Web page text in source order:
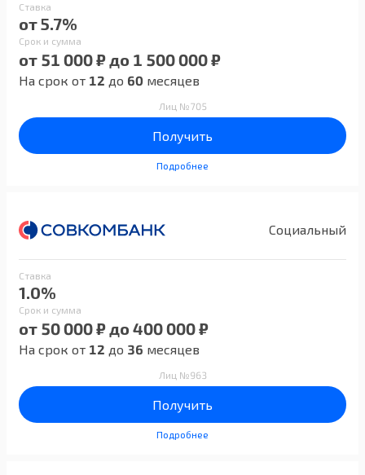
Ставка
от 5.7%
Срок и сумма
от 51 000 ₽ до 1 500 000 ₽
На срок от 12 до 60 месяцев
Лиц №705
Получить
Подробнее
Социальный
Ставка
1.0%
Срок и сумма
от 50 000 ₽ до 400 000 ₽
На срок от 12 до 36 месяцев
Лиц №963
Получить
Подробнее